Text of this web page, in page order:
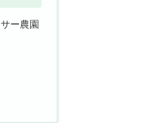
ー農園